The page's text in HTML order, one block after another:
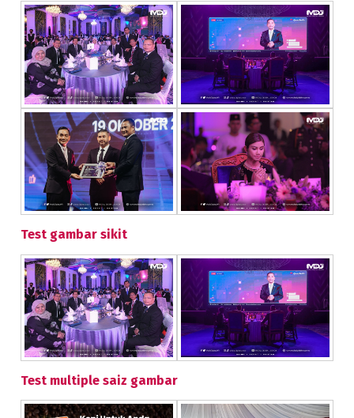
Test gambar sikit
Test multiple saiz gambar